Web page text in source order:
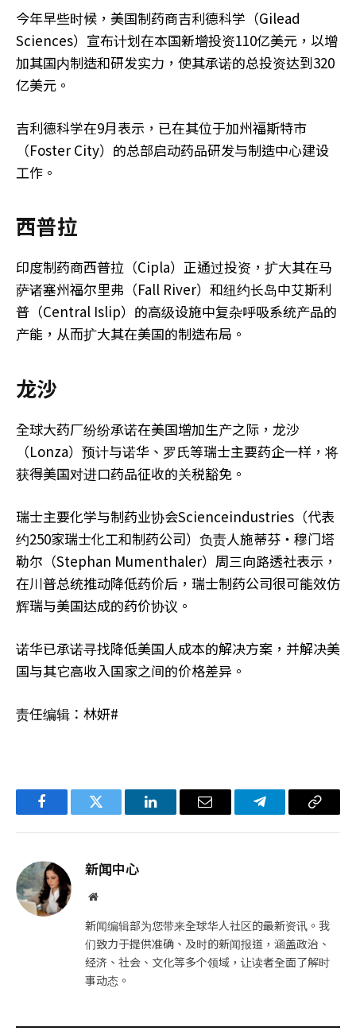
今年早些时候，美国制药商吉利德科学（Gilead
Sciences）宣布计划在本国新增投资110亿美元，以增
加其国内制造和研发实力，使其承诺的总投资达到320
亿美元。
吉利德科学在9月表示，已在其位于加州福斯特市
（Foster City）的总部启动药品研发与制造中心建设
工作。
西普拉
印度制药商西普拉（Cipla）正通过投资，扩大其在马
萨诸塞州福尔里弗（Fall River）和纽约长岛中艾斯利
普（Central Islip）的高级设施中复杂呼吸系统产品的
产能，从而扩大其在美国的制造布局。
龙沙
全球大药厂纷纷承诺在美国增加生产之际，龙沙
（Lonza）预计与诺华、罗氏等瑞士主要药企一样，将
获得美国对进口药品征收的关税豁免。
瑞士主要化学与制药业协会Scienceindustries（代表
约250家瑞士化工和制药公司）负责人施蒂芬‧穆门塔
勒尔（Stephan Mumenthaler）周三向路透社表示，
在川普总统推动降低药价后，瑞士制药公司很可能效仿
辉瑞与美国达成的药价协议。
诺华已承诺寻找降低美国人成本的解决方案，并解决美
国与其它高收入国家之间的价格差异。
责任编辑：林妍#
FacebookTwitter LinkedIn电
Telegram复
新闻中心
网
新闻编辑部为您带来全球华人社区的最新资讯。我
们致力于提供准确、及时的新闻报道，涵盖政治、
经济、社会、文化等多个领域，让读者全面了解时
事动态。